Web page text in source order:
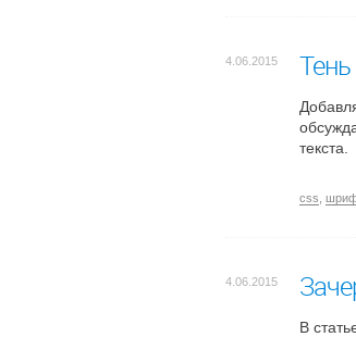
4.06.2015 Тень
текста.
css
4.06.2015
В